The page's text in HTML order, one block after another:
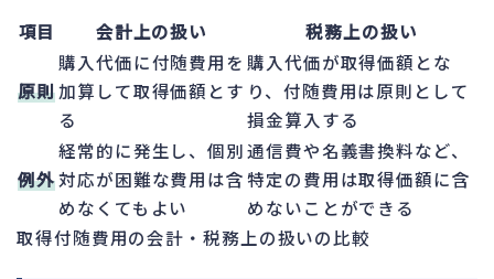
項目 会計上の扱い 税務上の扱い
原則
購入代価に付随費用を
加算して取得価額とす
る
購入代価が取得価額とな
り、付随費用は原則として
損金算入する
例外
経常的に発生し、個別
対応が困難な費用は含
めなくてもよい
通信費や名義書換料など、
特定の費用は取得価額に含
めないことができる
取得付随費用の会計・税務上の扱いの比較